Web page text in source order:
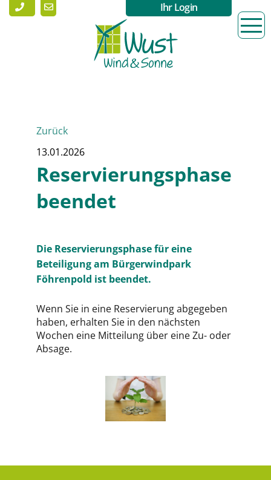
Ihr Login
Zurück
13.01.2026
Reservierungsphase
beendet
Die Reservierungsphase für eine
Beteiligung am Bürgerwindpark
Föhrenpold ist beendet.
Wenn Sie in eine Reservierung abgegeben
haben, erhalten Sie in den nächsten
Wochen eine Mitteilung über eine Zu- oder
Absage.